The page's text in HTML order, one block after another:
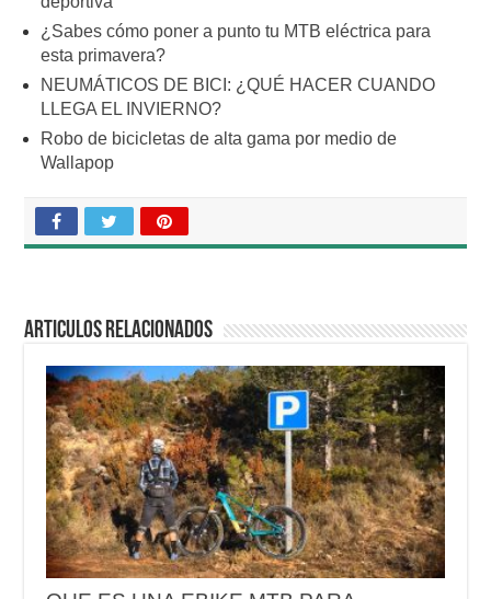
¿Sabes cómo poner a punto tu MTB eléctrica para
esta primavera?
NEUMÁTICOS DE BICI: ¿QUÉ HACER CUANDO
LLEGA EL INVIERNO?
Robo de bicicletas de alta gama por medio de
Wallapop
Articulos relacionados